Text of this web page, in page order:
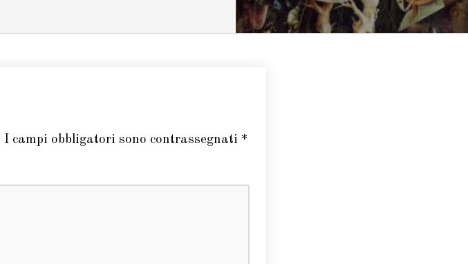
I campi obbligatori sono contrassegnati *